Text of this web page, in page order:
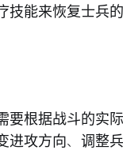
技能来恢复士兵的
要根据战斗的实
进攻方向、调整